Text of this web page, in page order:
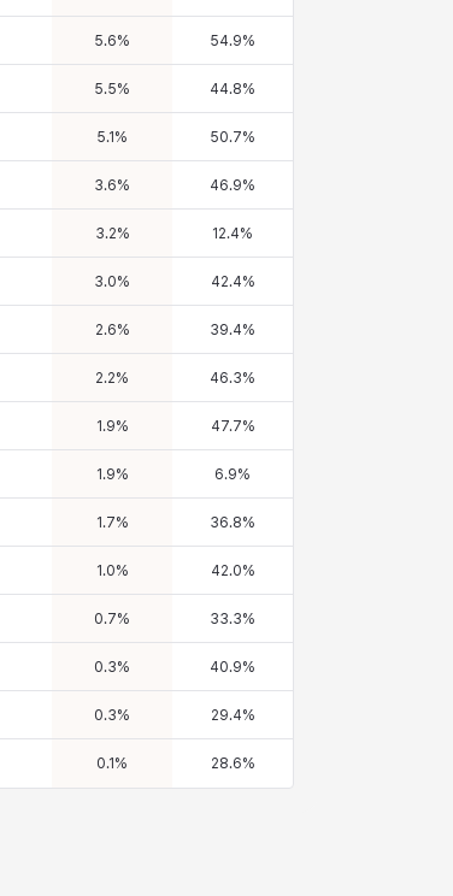
5.6% 54.9%
5.5% 44.8%
5.1% 50.7%
3.6% 46.9%
3.2% 12.4%
3.0% 42.4%
2.6% 39.4%
2.2% 46.3%
1.9% 47.7%
1.9% 6.9%
1.7% 36.8%
1.0% 42.0%
0.7% 33.3%
0.3% 40.9%
0.3% 29.4%
0.1 % 28.6%